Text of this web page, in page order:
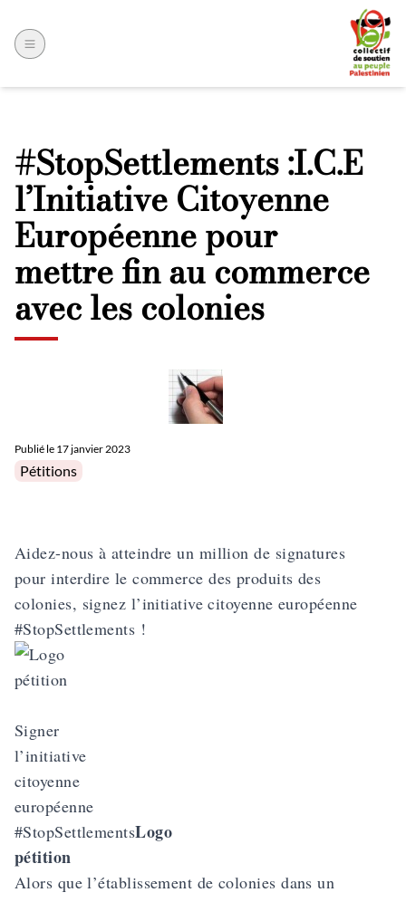
#StopSettlements :I.C.E
l’Initiative Citoyenne
Européenne pour
mettre fin au commerce
avec les colonies
Publié le 17 janvier 2023
Posted in
Pétitions
Aidez-nous à atteindre un million de signatures
pour interdire le commerce des produits des
colonies, signez l’initiative citoyenne européenne
#StopSettlements !
Signer
l’initiative
citoyenne
européenne
#StopSettlementsLogo
pétition
Alors que l’établissement de colonies dans un